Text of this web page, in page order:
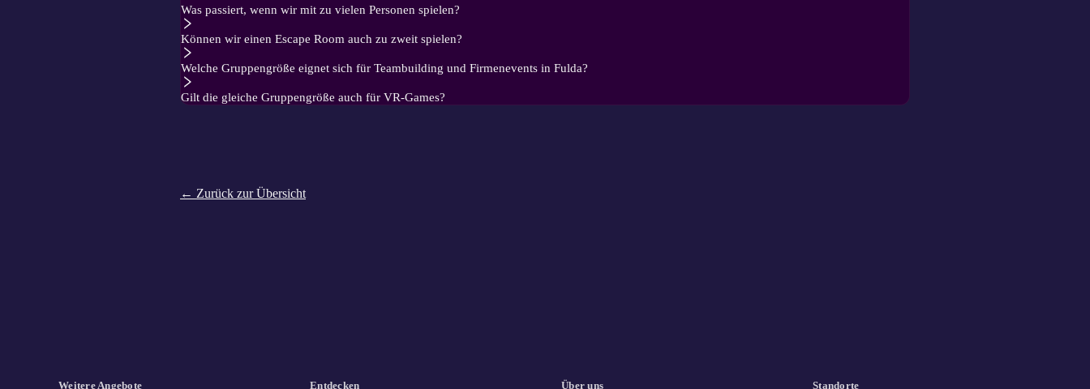
Was passiert, wenn wir mit zu vielen Personen spielen?
Können wir einen Escape Room auch zu zweit spielen?
Welche Gruppengröße eignet sich für Teambuilding und Firmenevents in Fulda?
Gilt die gleiche Gruppengröße auch für VR-Games?
← Zurück zur Übersicht
Weitere Angebote Entdecken Über uns Standorte